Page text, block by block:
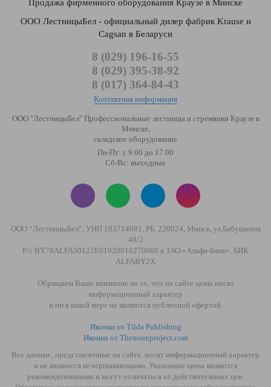
Продажа фирменного оборудования Краузе в Минске
ООО ЛестницыБел - официальный дилер фабрик Krause и
Cagsan в Беларуси
8 (029) 196-16-55
8 (029) 395-38-92
8 (017) 364-84-43
Контактная информация
ООО "ЛестницыБел" Профессиональные лестницы и стремянки Краузе в
Минске,
складское оборудование
Пн-Пт: с 9.00 до 17.00
Сб-Вс: выходные
ООО “ЛестницыБел”, УНП 193714681, РБ, 220024, Минск, ул.Бабушкина
48/2
Р/с BY78ALFA30122E01920010270000 в ЗАО «Альфа-Банк», БИК
ALFABY2X
Обращаем Ваше внимание на то, что на сайте цены носят
информационный характер
и ни в какой мере не являются публичной офертой.
Иконки от Tilda Publishing
Иконки от Thenounproject.com
Все данные, представленные на сайте, носят информационный характер
и не являются исчерпывающими. Указанные цены являются
рекомендованными и могут отличаться от действительных цен.